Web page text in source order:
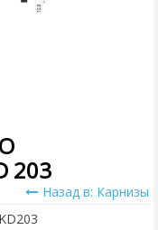
203
Назад в: Карнизы
KD203